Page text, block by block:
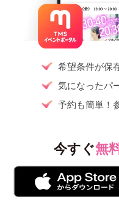
希望条件が保
気になったパ
予約も簡単！
今すぐ無